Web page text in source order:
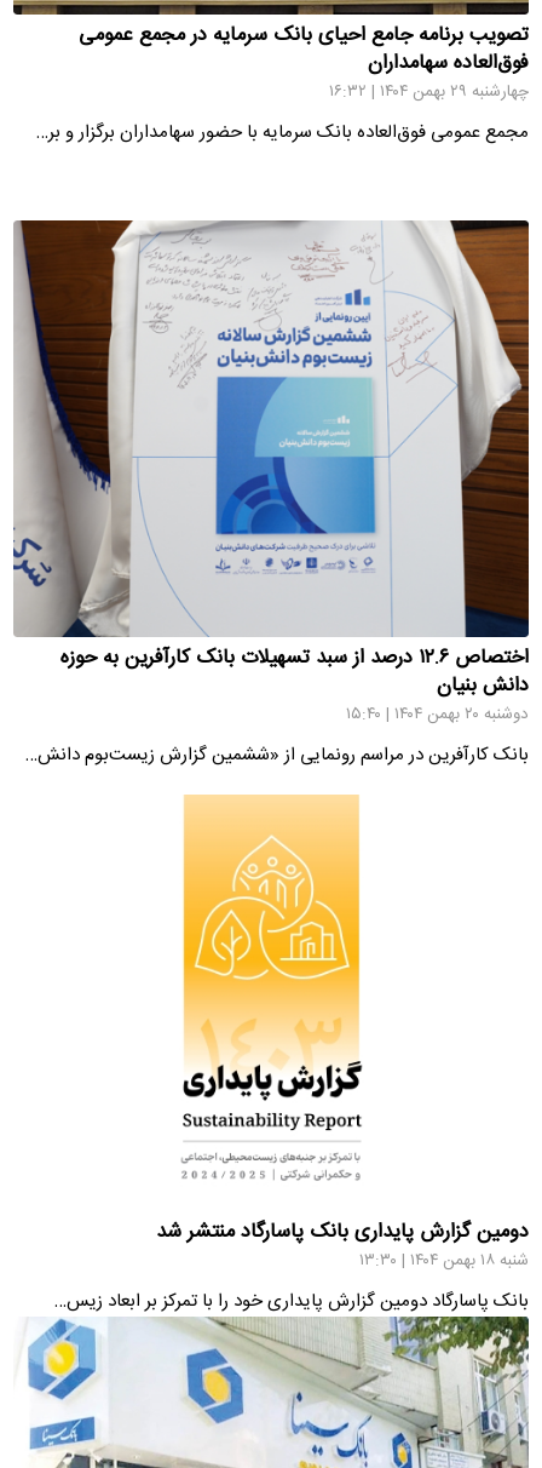
تصویب برنامه جامع احیای بانک سرمایه در مجمع عمومی
فوق‌العاده سهامداران
چهارشنبه ۲۹ بهمن ۱۴۰۴ | ۱۶:۳۲
مجمع عمومی فوق‌العاده بانک سرمایه با حضور سهامداران برگزار و بر…
اختصاص ۱۲.۶ درصد از سبد تسهیلات بانک کارآفرین به حوزه
دانش بنیان
دوشنبه ۲۰ بهمن ۱۴۰۴ | ۱۵:۴۰
بانک کارآفرین در مراسم رونمایی از «ششمین گزارش زیست‌بوم دانش‌…
دومین گزارش پایداری بانک پاسارگاد منتشر شد
شنبه ۱۸ بهمن ۱۴۰۴ | ۱۳:۳۰
بانک پاسارگاد دومین گزارش پایداری خود را با تمرکز بر ابعاد زیس…